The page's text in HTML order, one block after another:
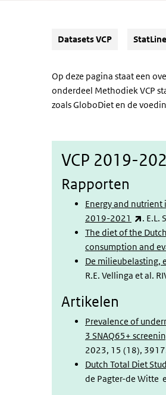
Datasets VCP
Op deze pagina staat een
onderdeel Methodiek VCP
zoals GloboDiet en de
VCP 2019-
Rapporten
Energy and nutrient
2019-2021
. E.L.
The diet of the
consumption and
De milieubelasting,
R.E. Vellinga et al.
Artikelen
Prevalence of
3 SNAQ65+
2023, 15 (18),
Dutch Total Diet
de Pagter-de Witte